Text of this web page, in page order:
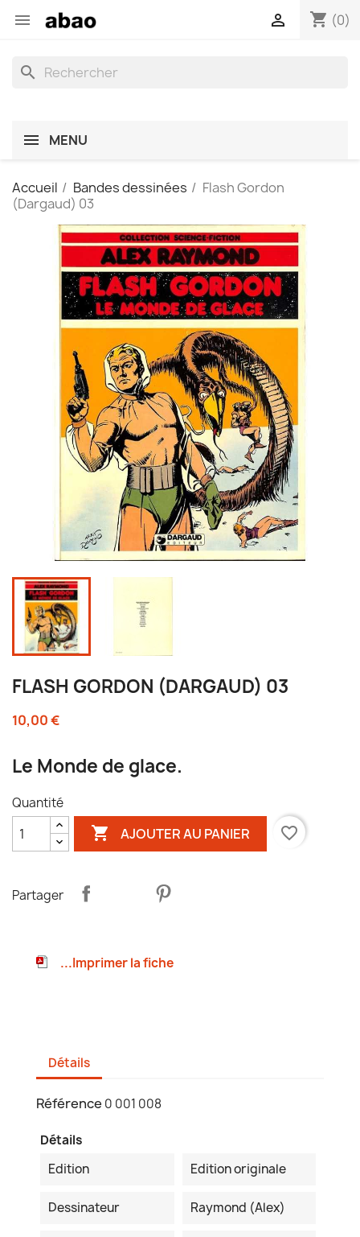
 shopping_cart (0)

search
MENU
Accueil Bandes dessinées
Flash Gordon
(Dargaud) 03
FLASH GORDON (DARGAUD) 03
10,00 €
Le Monde de glace.
Quantité
 AJOUTER AU PANIER favorite_border
Partager
...Imprimer la fiche
Détails
Référence 0 001 008
Détails
Edition
Edition originale
Dessinateur Raymond (Alex)